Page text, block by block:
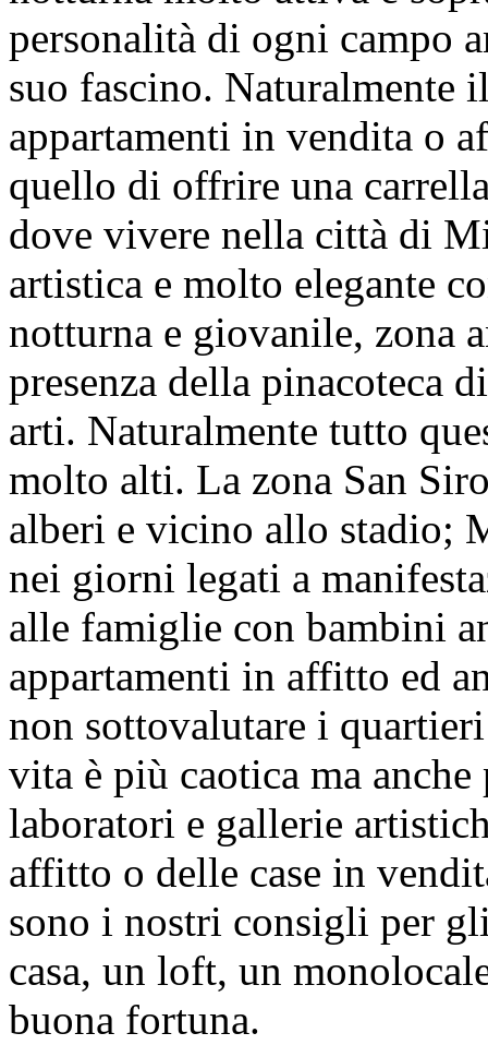
personalità di ogni campo
suo fascino. Naturalmente
appartamenti in vendita o
quello di offrire una
dove vivere nella città di
artistica e molto elegante
notturna e giovanile, zona
presenza della pinacoteca
arti. Naturalmente tutto
molto alti. La zona San
alberi e vicino allo stadio;
nei giorni legati a
alle famiglie con bambini
appartamenti in affitto ed
non sottovalutare i
vita è più caotica ma
laboratori e gallerie
affitto o delle case in
sono i nostri consigli per
casa, un loft, un
buona fortuna.